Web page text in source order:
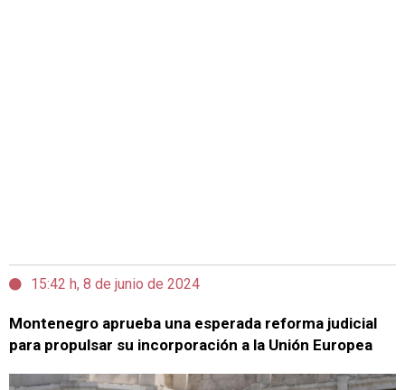
15:42 h, 8 de junio de 2024
Montenegro aprueba una esperada reforma judicial
para propulsar su incorporación a la Unión Europea